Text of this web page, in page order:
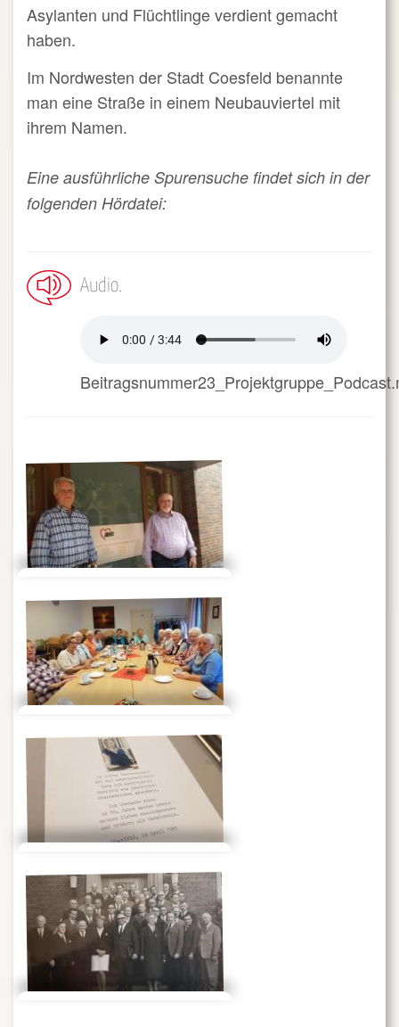
Asylanten und Flüchtlinge verdient gemacht
haben.
Im Nordwesten der Stadt Coesfeld benannte
man eine Straße in einem Neubauviertel mit
ihrem Namen.
Eine ausführliche Spurensuche findet sich in der
folgenden Hördatei:
Audio